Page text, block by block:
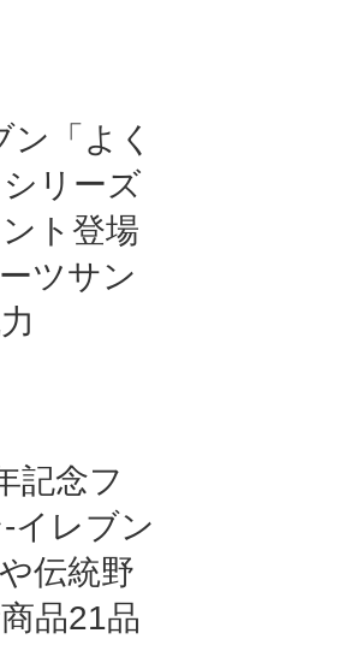
ン「よく
リーズ
ト登場
ツサン
記念フ
イレブン
伝統野
品21品